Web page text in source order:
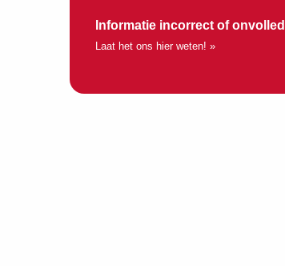
Informatie incorrect of
Laat het ons hier weten! »